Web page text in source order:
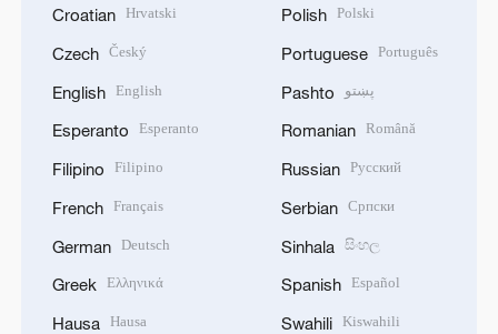
Croatian Hrvatski
Czech Český
English English
Esperanto Esperanto
Filipino Filipino
French Français
German Deutsch
Greek Ελληνικά
Hausa Hausa
Polish Polski
Portuguese Português
Pashto پښتو
Romanian Română
Russian Русский
Serbian Српски
Sinhala සිංහල
Spanish Español
Swahili Kiswahili